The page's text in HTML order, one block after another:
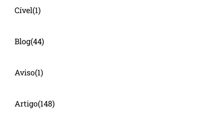
Cível(1)
Blog(44)
Aviso(1)
Artigo(148)